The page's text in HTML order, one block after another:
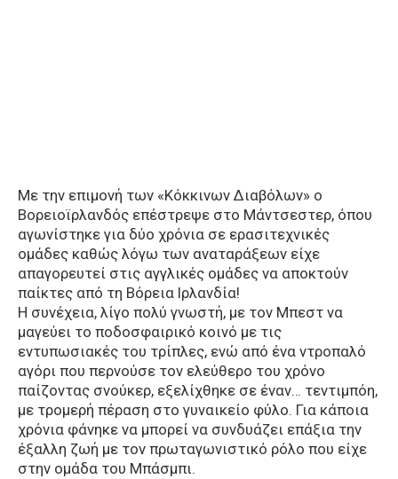
Με την επιμονή των «Κόκκινων Διαβόλων» ο
Βορειοϊρλανδός επέστρεψε στο Μάντσεστερ, όπου
αγωνίστηκε για δύο χρόνια σε ερασιτεχνικές
ομάδες καθώς λόγω των αναταράξεων είχε
απαγορευτεί στις αγγλικές ομάδες να αποκτούν
παίκτες από τη Βόρεια Ιρλανδία!
Η συνέχεια, λίγο πολύ γνωστή, με τον Μπεστ να
μαγεύει το ποδοσφαιρικό κοινό με τις
εντυπωσιακές του τρίπλες, ενώ από ένα ντροπαλό
αγόρι που περνούσε τον ελεύθερο του χρόνο
παίζοντας σνούκερ, εξελίχθηκε σε έναν… τεντιμπόη,
με τρομερή πέραση στο γυναικείο φύλο. Για κάποια
χρόνια φάνηκε να μπορεί να συνδυάζει επάξια την
έξαλλη ζωή με τον πρωταγωνιστικό ρόλο που είχε
στην ομάδα του Μπάσμπι.